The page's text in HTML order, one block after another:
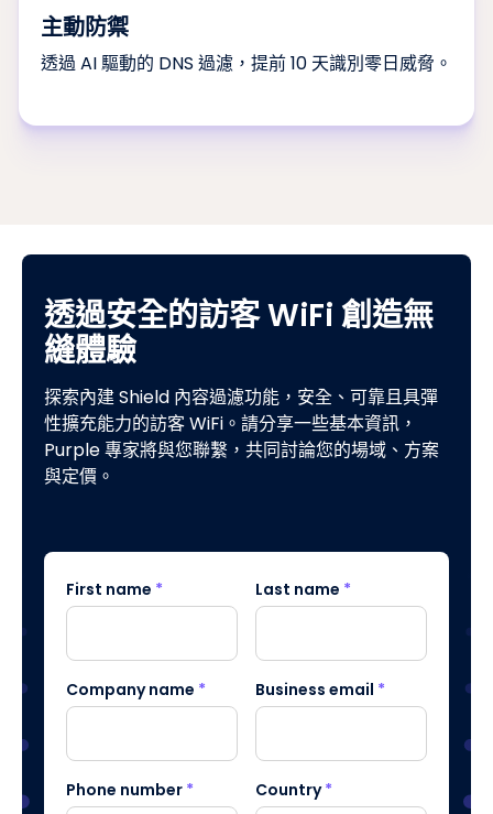
主動防禦
透過 AI 驅動的 DNS 過濾，提前 10 天識別零日威脅。
透過安全的訪客 WiFi 創造無
縫體驗
探索內建 Shield 內容過濾功能，安全、可靠且具彈
性擴充能力的訪客 WiFi。請分享一些基本資訊，
Purple 專家將與您聯繫，共同討論您的場域、方案
與定價。
First name * Last name *
Company name * Business email *
Phone number * Country*